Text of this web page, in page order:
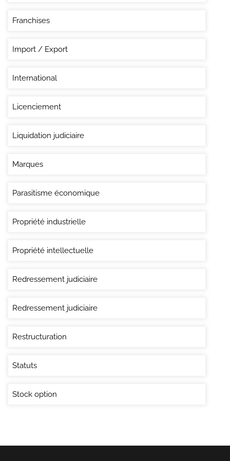
Franchises
Import / Export
International
Licenciement
Liquidation judiciaire
Marques
Parasitisme économique
Propriété industrielle
Propriété intellectuelle
Redressement judiciaire
Redressement judiciaire
Restructuration
Statuts
Stock option